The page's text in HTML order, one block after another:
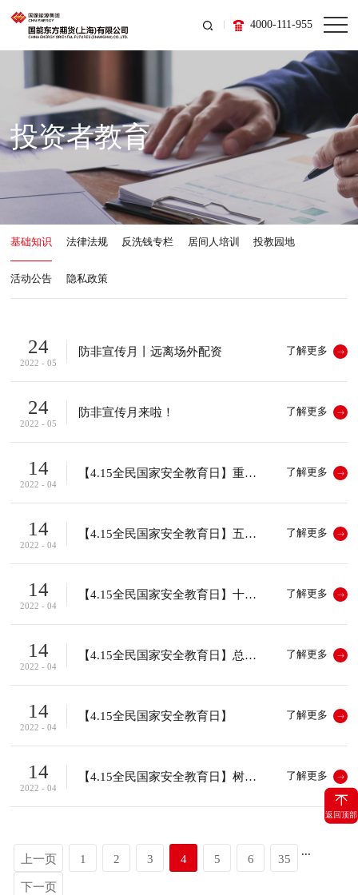
4000-111-955
投资者教育
基础知识 法律法规 反洗钱专栏 居间人培训 投教园地
活动公告 隐私政策
24
2022 - 05
防非宣传月丨远离场外配资 了解更多
24
2022 - 05
防非宣传月来啦！ 了解更多
14
2022 - 04
【4.15全民国家安全教育日】重点领域 了解更多
14
2022 - 04
【4.15全民国家安全教育日】五个统筹 了解更多
14
2022 - 04
【4.15全民国家安全教育日】十个坚持 了解更多
14
2022 - 04
【4.15全民国家安全教育日】总体国家安全观核心要义 了解更多
14
2022 - 04
【4.15全民国家安全教育日】 了解更多
14
2022 - 04
【4.15全民国家安全教育日】树牢总体国家安全观 做护卫国家安全的践... 了解更多
上一页 1 2 3 4 5 6
...
35
下一页
返回顶部